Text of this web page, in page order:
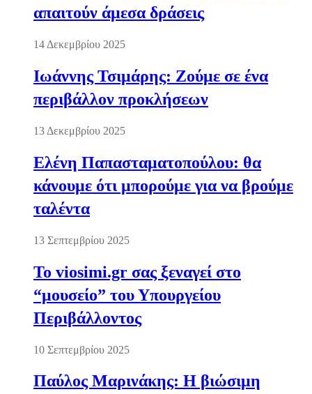
απαιτούν άμεσα δράσεις
14 Δεκεμβρίου 2025
Ιωάννης Τσιμάρης: Ζούμε σε ένα
περιβάλλον προκλήσεων
13 Δεκεμβρίου 2025
Ελένη Παπασταματοπούλου: θα
κάνουμε ότι μπορούμε για να βρούμε
ταλέντα
13 Σεπτεμβρίου 2025
Το viosimi.gr σας ξεναγεί στο
“μουσείο” του Υπουργείου
Περιβάλλοντος
10 Σεπτεμβρίου 2025
Παύλος Μαρινάκης: Η βιώσιμη